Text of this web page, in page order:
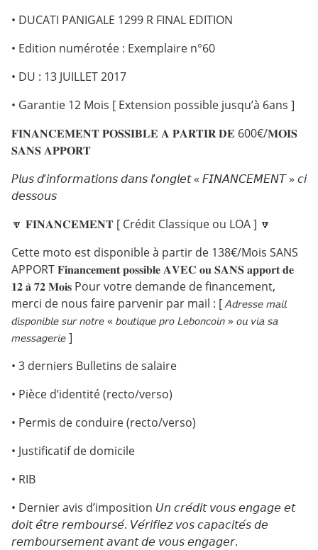
• DUCATI PANIGALE 1299 R FINAL EDITION
• Edition numérotée : Exemplaire n°60
• DU : 13 JUILLET 2017
• Garantie 12 Mois [ Extension possible jusqu’à 6ans ]
𝐅𝐈𝐍𝐀𝐍𝐂𝐄𝐌𝐄𝐍𝐓 𝐏𝐎𝐒𝐒𝐈𝐁𝐋𝐄 𝐀 𝐏𝐀𝐑𝐓𝐈𝐑 𝐃𝐄 600€/𝐌𝐎𝐈𝐒
𝐒𝐀𝐍𝐒 𝐀𝐏𝐏𝐎𝐑𝐓
𝘗𝘭𝘶𝘴 𝘥’𝘪𝘯𝘧𝘰𝘳𝘮𝘢𝘵𝘪𝘰𝘯𝘴 𝘥𝘢𝘯𝘴 𝘭’𝘰𝘯𝘨𝘭𝘦𝘵 « 𝘍𝘐𝘕𝘈𝘕𝘊𝘌𝘔𝘌𝘕𝘛 » 𝘤𝘪
𝘥𝘦𝘴𝘴𝘰𝘶𝘴
🔽 𝐅𝐈𝐍𝐀𝐍𝐂𝐄𝐌𝐄𝐍𝐓 [ Crédit Classique ou LOA ] 🔽
Cette moto est disponible à partir de 138€/Mois SANS
APPORT 𝐅𝐢𝐧𝐚𝐧𝐜𝐞𝐦𝐞𝐧𝐭 𝐩𝐨𝐬𝐬𝐢𝐛𝐥𝐞 𝐀𝐕𝐄𝐂 𝐨𝐮 𝐒𝐀𝐍𝐒 𝐚𝐩𝐩𝐨𝐫𝐭 𝐝𝐞
𝟏𝟐 𝐚̀ 𝟕𝟐 𝐌𝐨𝐢𝐬 Pour votre demande de financement,
merci de nous faire parvenir par mail : [ 𝘈𝘥𝘳𝘦𝘴𝘴𝘦 𝘮𝘢𝘪𝘭
𝘥𝘪𝘴𝘱𝘰𝘯𝘪𝘣𝘭𝘦 𝘴𝘶𝘳 𝘯𝘰𝘵𝘳𝘦 « 𝘣𝘰𝘶𝘵𝘪𝘲𝘶𝘦 𝘱𝘳𝘰 𝘓𝘦𝘣𝘰𝘯𝘤𝘰𝘪𝘯 » 𝘰𝘶 𝘷𝘪𝘢 𝘴𝘢
𝘮𝘦𝘴𝘴𝘢𝘨𝘦𝘳𝘪𝘦 ]
• 3 derniers Bulletins de salaire
• Pièce d’identité (recto/verso)
• Permis de conduire (recto/verso)
• Justificatif de domicile
• RIB
• Dernier avis d’imposition 𝘜𝘯 𝘤𝘳𝘦́𝘥𝘪𝘵 𝘷𝘰𝘶𝘴 𝘦𝘯𝘨𝘢𝘨𝘦 𝘦𝘵
𝘥𝘰𝘪𝘵 𝘦̂𝘵𝘳𝘦 𝘳𝘦𝘮𝘣𝘰𝘶𝘳𝘴𝘦́. 𝘝𝘦́𝘳𝘪𝘧𝘪𝘦𝘻 𝘷𝘰𝘴 𝘤𝘢𝘱𝘢𝘤𝘪𝘵𝘦́𝘴 𝘥𝘦
𝘳𝘦𝘮𝘣𝘰𝘶𝘳𝘴𝘦𝘮𝘦𝘯𝘵 𝘢𝘷𝘢𝘯𝘵 𝘥𝘦 𝘷𝘰𝘶𝘴 𝘦𝘯𝘨𝘢𝘨𝘦𝘳.